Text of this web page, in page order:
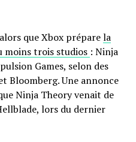
que Xbox préparela
moins trois studios : Ninja
Games, selon des
Bloomberg. Une annonce
Ninja Theory venait de
lors du dernier